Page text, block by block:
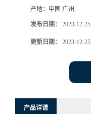
产地： 中国 广州
发布日期： 2023-12-25
更新日期： 2023-12-25
产品详请